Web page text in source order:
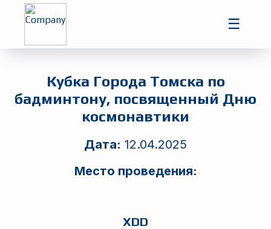
☰
Кубка Города Томска по
бадминтону, посвященный Дню
космонавтики
Дата: 12.04.2025
Место проведения:
XDD